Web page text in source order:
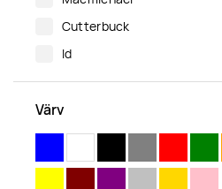
cutterbuck
id
Värv